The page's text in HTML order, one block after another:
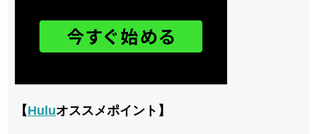
【Huluオススメポイント】